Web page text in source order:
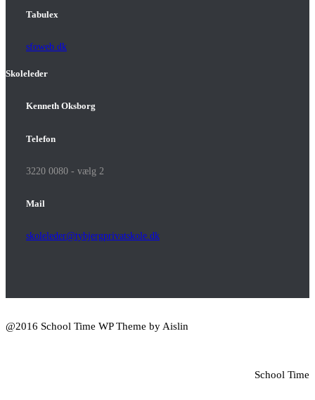
Tabulex
sfoweb.dk
Skoleleder
Kenneth Oksborg
Telefon
3220 0080 - vælg 2
Mail
skoleleder@tybjergprivatskole.dk
@2016 School Time WP Theme by Aislin
School Time